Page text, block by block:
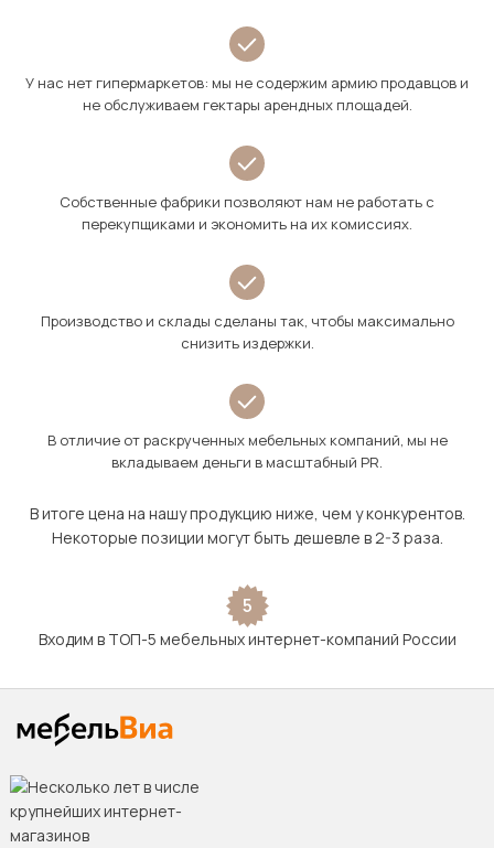
У нас нет гипермаркетов: мы не содержим армию продавцов и
не обслуживаем гектары арендных площадей.
Собственные фабрики позволяют нам не работать с
перекупщиками и экономить на их комиссиях.
Производство и склады сделаны так, чтобы максимально
снизить издержки.
В отличие от раскрученных мебельных компаний, мы не
вкладываем деньги в масштабный PR.
В итоге цена на нашу продукцию ниже, чем у конкурентов.
Некоторые позиции могут быть дешевле в 2-3 раза.
5
Входим в ТОП-5 мебельных интернет-компаний России